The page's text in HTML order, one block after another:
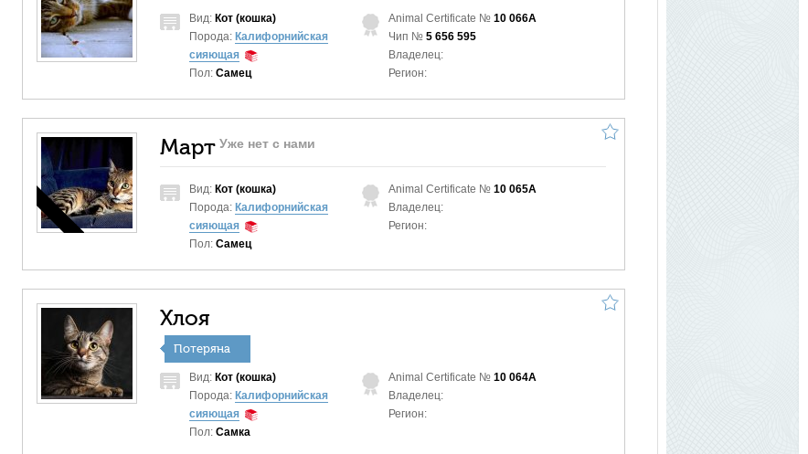
Вид: Кот (кошка)
Порода: Калифорнийская
сияющая
Пол: Самец
Animal Certificate № 10 066A
Чип № 5 656 595
Владелец:
Регион:
Март Уже нет с нами
Вид: Кот (кошка)
Порода: Калифорнийская
сияющая
Пол: Самец
Animal Certificate № 10 065A
Владелец:
Регион:
Хлоя
Потеряна
Вид: Кот (кошка)
Порода: Калифорнийская
сияющая
Пол: Самка
Animal Certificate № 10 064A
Владелец:
Регион: